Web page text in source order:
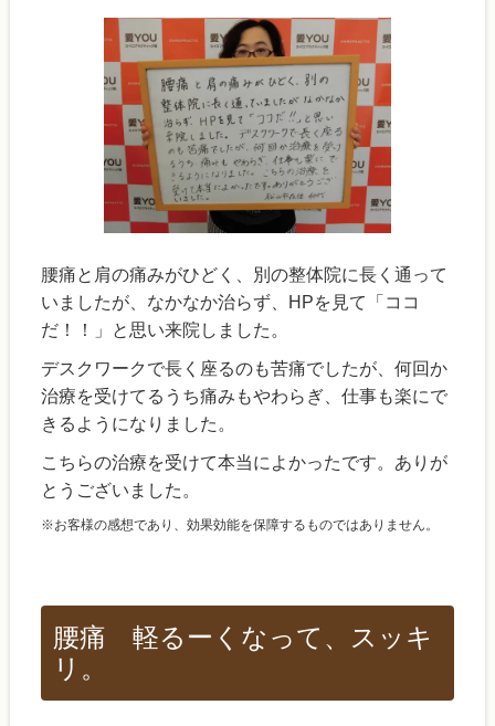
腰痛と肩の痛みがひどく、別の整体院に長く通って
いましたが、なかなか治らず、HPを見て「ココ
だ！！」と思い来院しました。
デスクワークで長く座るのも苦痛でしたが、何回か
治療を受けてるうち痛みもやわらぎ、仕事も楽にで
きるようになりました。
こちらの治療を受けて本当によかったです。ありが
とうございました。
※お客様の感想であり、効果効能を保障するものではありません。
腰痛 軽るーくなって、スッキ
リ。